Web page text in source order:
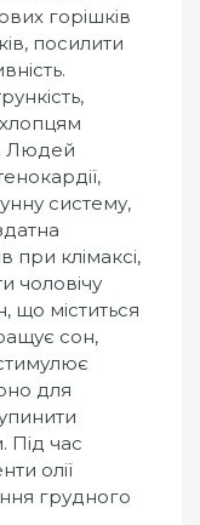
горішків
посилити
Людей
систему,
при клімаксі,
чоловічу
що міститься
сон,
для
Під час
олії
грудного